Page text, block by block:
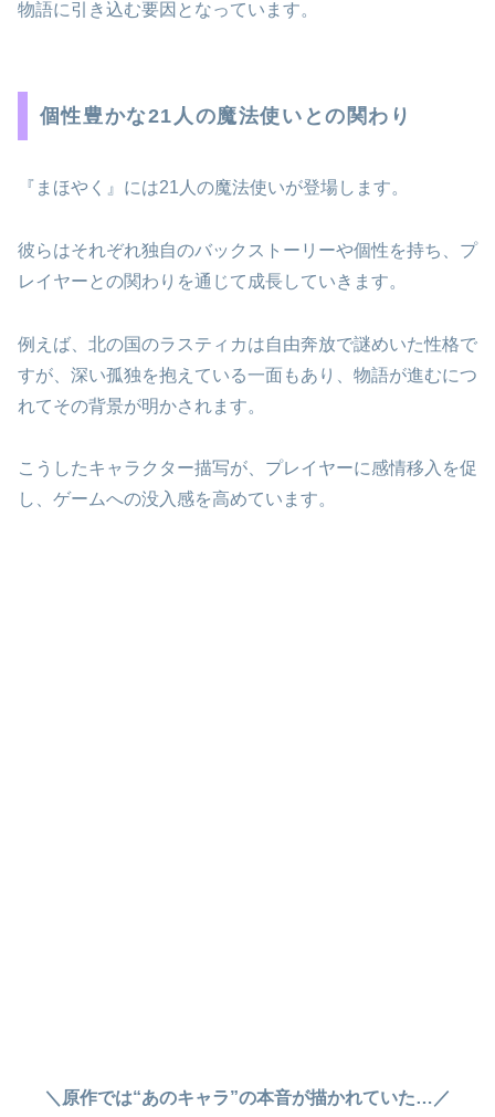
物語に引き込む要因となっています。
個性豊かな21人の魔法使いとの関わり
『まほやく』には21人の魔法使いが登場します。
彼らはそれぞれ独自のバックストーリーや個性を持ち、プ
レイヤーとの関わりを通じて成長していきます。
例えば、北の国のラスティカは自由奔放で謎めいた性格で
すが、深い孤独を抱えている一面もあり、物語が進むにつ
れてその背景が明かされます。
こうしたキャラクター描写が、プレイヤーに感情移入を促
し、ゲームへの没入感を高めています。
＼原作では“あのキャラ”の本音が描かれていた…／